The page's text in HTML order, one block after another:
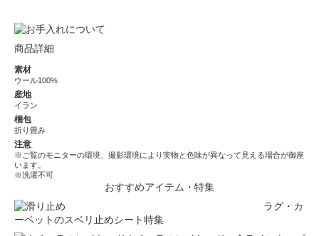
商品詳細
素材
ウール100%
産地
イラン
梱包
折り畳み
注意
※ご覧のモニターの環境、撮影環境により実物と色味が異なって見える場合が御座
います。
※洗濯不可
おすすめアイテム・特集
ラグ・カ
ーペットのスベリ止めシート特集